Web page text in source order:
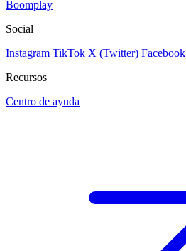
Boomplay
Social
Instagram TikTok X (Twitter) Facebook
Recursos
Centro de ayuda